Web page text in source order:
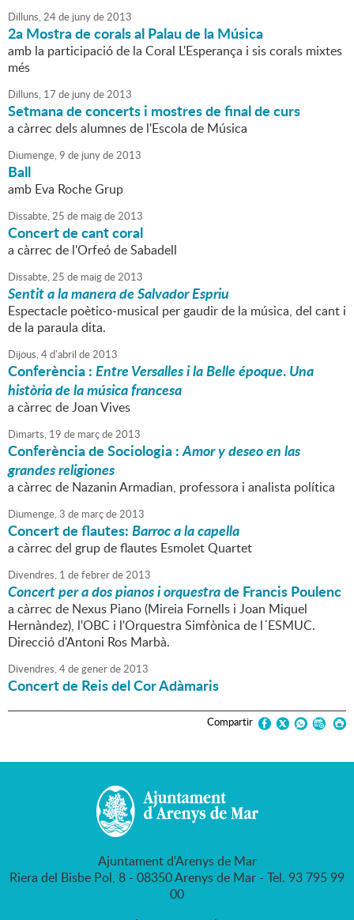
Dilluns,24de junyde2013
2a Mostra de corals al Palau de la Música
amb la participació de la Coral L'Esperança i sis corals mixtes
més
Dilluns, 17 de junyde2013
Setmana de concerts i mostres de final de curs
a càrrec dels alumnes de l'Escola de Música
Diumenge,9 de junyde2013
Ball
amb Eva Roche Grup
Dissabte,25 de maigde2013
Concert de cant coral
a càrrec de l'Orfeó de Sabadell
Dissabte,25 de maigde2013
Sentit a la manera de Salvador Espriu
Espectacle poètico-musical per gaudir de la música, del cant i
de la paraula dita.
Dijous,4d'abril de2013
Conferència :Entre Versalles i la Belle époque.Una
història de la música francesa
a càrrec de Joan Vives
Dimarts, 19 de marçde2013
Conferència de Sociologia :Amor y deseo en las
grandes religiones
a càrrec de Nazanin Armadian, professora i analista política
Diumenge,3 de marçde2013
Concert de flautes:Barroc a la capella
a càrrec del grup de flautes Esmolet Quartet
Divendres, 1 defebrerde2013
Concert per a dos pianos i orquestrade Francis Poulenc
a càrrec de Nexus Piano (Mireia Fornells i Joan Miquel
Hernàndez), l'OBC i l'Orquestra Simfònica de l´ESMUC.
Direcció d'Antoni Ros Marbà.
Divendres,4degenerde2013
Concert de Reis del Cor Adàmaris
Compartir
Ajuntament d'Arenys de Mar
Riera del Bisbe Pol, 8 - 08350 Arenys de Mar - Tel. 93 795 99
00